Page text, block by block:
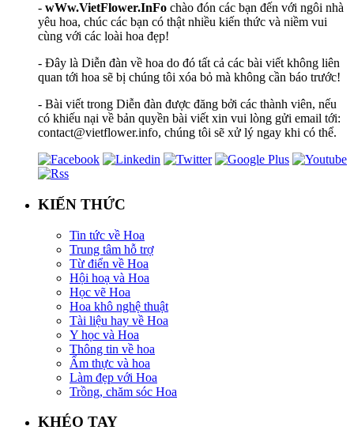
- wWw.VietFlower.InFo chào đón các bạn đến với ngôi nhà
yêu hoa, chúc các bạn có thật nhiều kiến thức và niềm vui
cùng với các loài hoa đẹp!
- Đây là Diễn đàn về hoa do đó tất cả các bài viết không liên
quan tới hoa sẽ bị chúng tôi xóa bỏ mà không cần báo trước!
- Bài viết trong Diễn đàn được đăng bởi các thành viên, nếu
có khiếu nại về bản quyền bài viết xin vui lòng gửi email tới:
contact@vietflower.info, chúng tôi sẽ xử lý ngay khi có thể.
KIẾN THỨC
Tin tức về Hoa
Trung tâm hỗ trợ
Từ điển về Hoa
Hội hoạ và Hoa
Học vẽ Hoa
Hoa khô nghệ thuật
Tài liệu hay về Hoa
Y học và Hoa
Thông tin về hoa
Ẩm thực và hoa
Làm đẹp với Hoa
Trồng, chăm sóc Hoa
KHÉO TAY